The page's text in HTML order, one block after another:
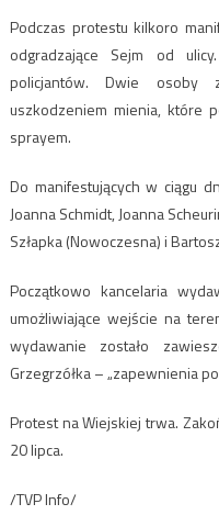
Podczas protestu kilkoro
odgradzające Sejm od
policjantów. Dwie osoby
uszkodzeniem mienia, które
sprayem.
Do manifestujących w ciągu
Joanna Schmidt, Joanna
Szłapka (Nowoczesna) i
Początkowo kancelaria
umożliwiające wejście na
wydawanie zostało
Grzegrzółka – „zapewnienia
Protest na Wiejskiej trwa.
20 lipca.
/TVP Info/